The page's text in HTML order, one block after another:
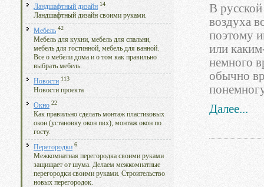
Ландшафтный дизайн 14
Ландшафтный дизайн своими руками.
Мебель 42
Мебель для кухни, мебель для спальни,
мебель для гостинной, мебель для ванной.
Все о мебели дома и о том как правильно
выбрать мебель.
Новости 113
Новости проекта
Окно 22
Как правильно сделать монтаж пластиковых
окон (установку окон пвх), монтаж окон по
госту.
Перегородки 6
Межкомнатная перегородка своими руками
защищает от шума. Делаем межкомнатные
перегородки своими руками. Строительство
новых перегородок.
В русской
воздуха
поэтому
или
немного
обычно
Далее...